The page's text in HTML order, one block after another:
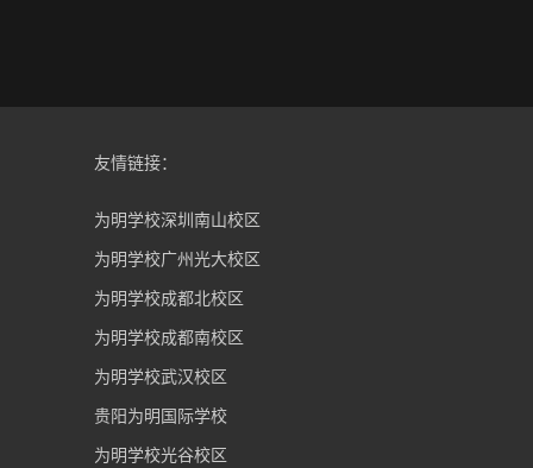
友情链接：
为明学校深圳南山校区
为明学校广州光大校区
为明学校成都北校区
为明学校成都南校区
为明学校武汉校区
贵阳为明国际学校
为明学校光谷校区